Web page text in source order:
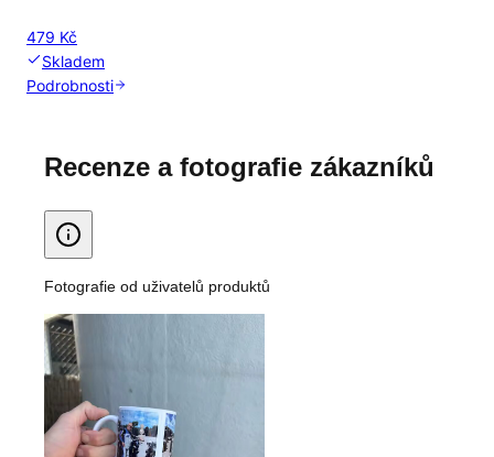
479 Kč
Skladem
Podrobnosti
Recenze a fotografie zákazníků
Fotografie od uživatelů produktů